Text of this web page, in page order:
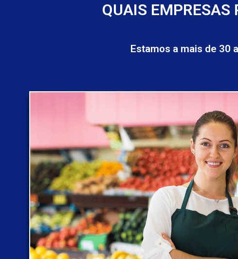
QUAIS EMPRESAS
Estamos a mais de 30